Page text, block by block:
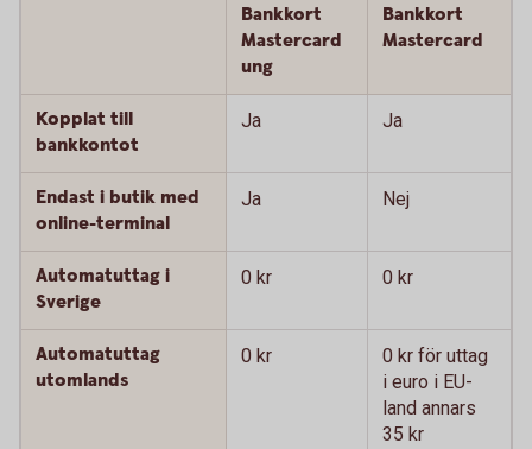
Bankkort
Mastercard
ung
Bankkort
Mastercard
Kopplat till
bankkontot
Ja Ja
Endast i butik med
online-terminal
Ja Nej
Automatuttag i
Sverige
0 kr 0 kr
Automatuttag
utomlands
0 kr
0 kr för uttag
i euro i EU-
land annars
35 kr